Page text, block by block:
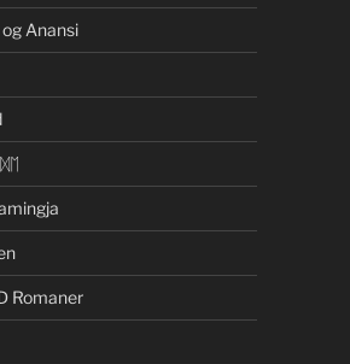
Anansi
Romaner